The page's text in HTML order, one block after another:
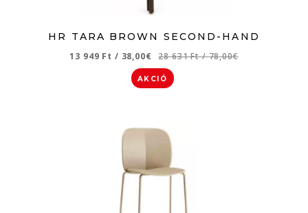
HR TARA BROWN SECOND-HAND
13 949 Ft / 38,00€ 28 631 Ft/ 78,00€
AKCIÓ